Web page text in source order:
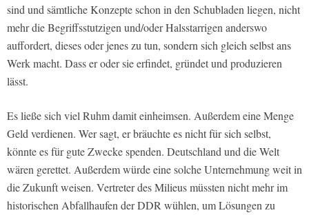
sind und sämtliche Konzepte schon in den Schubladen liegen, nicht
mehr die Begriffsstutzigen und/oder Halsstarrigen anderswo
auffordert, dieses oder jenes zu tun, sondern sich gleich selbst ans
Werk macht. Dass er oder sie erfindet, gründet und produzieren
lässt.
Es ließe sich viel Ruhm damit einheimsen. Außerdem eine Menge
Geld verdienen. Wer sagt, er bräuchte es nicht für sich selbst,
könnte es für gute Zwecke spenden. Deutschland und die Welt
wären gerettet. Außerdem würde eine solche Unternehmung weit in
die Zukunft weisen. Vertreter des Milieus müssten nicht mehr im
historischen Abfallhaufen der DDR wühlen, um Lösungen zu